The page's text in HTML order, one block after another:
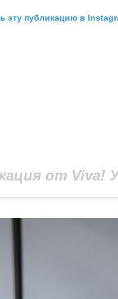
эту публикацию в